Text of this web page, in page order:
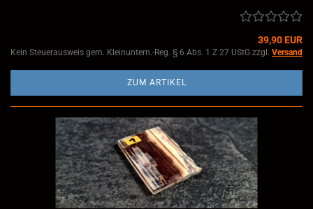
39,90 EUR
Kein Steuerausweis gem. Kleinuntern.-Reg. § 6 Abs. 1 Z 27 UStG zzgl. Versand
ZUM ARTIKEL